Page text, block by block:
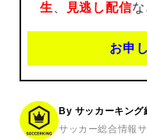
生
見逃し配信な
お申
By サッカーキング
サッカー総合情報サ